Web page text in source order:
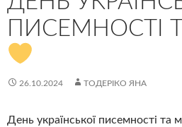
ПИСЕМНОСТІ
26.10.2024 ТОДЕРІКО ЯНА
День української писемності та